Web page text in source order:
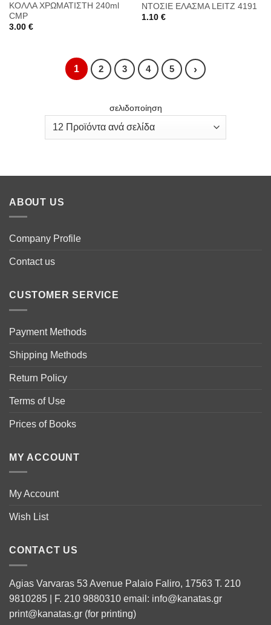
ΚΟΛΛΑ ΧΡΩΜΑΤΙΣΤΗ 240ml
CMP
3.00 €
ΝΤΟΣΙΕ ΕΛΑΣΜΑ LEITZ 4191
1.10 €
1 2 3 4 5 ›
σελιδοποίηση
ABOUT US
Company Profile
Contact us
CUSTOMER SERVICE
Payment Methods
Shipping Methods
Return Policy
Terms of Use
Prices of Books
MY ACCOUNT
My Account
Wish List
CONTACT US
Agias Varvaras 53 Avenue Palaio Faliro, 17563 T. 210
9810285 | F. 210 9880310 email: info@kanatas.gr
print@kanatas.gr (for printing)